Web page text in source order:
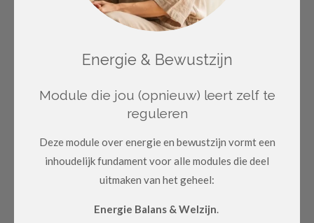
Energie & Bewustzijn
Module die jou (opnieuw) leert zelf te
reguleren
Deze module over energie en bewustzijn vormt een
inhoudelijk fundament voor alle modules die deel
uitmaken van het geheel:
Energie Balans & Welzijn.